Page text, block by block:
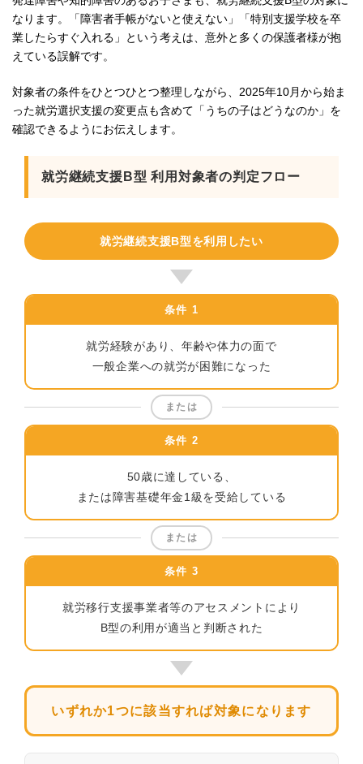
なります。「障害者手帳がないと使えない」「特別支援学校を卒
業したらすぐ入れる」という考えは、意外と多くの保護者様が抱
えている誤解です。
対象者の条件をひとつひとつ整理しながら、2025年10月から始ま
った就労選択支援の変更点も含めて「うちの子はどうなのか」を
確認できるようにお伝えします。
就労継続支援B型 利用対象者の判定フロー
就労継続支援B型を利用したい
条件 1
就労経験があり、年齢や体力の面で
一般企業への就労が困難になった
または
条件 2
50歳に達している、
または障害基礎年金1級を受給している
または
条件 3
就労移行支援事業者等のアセスメントにより
B型の利用が適当と判断された
いずれか1つに該当すれば対象になります